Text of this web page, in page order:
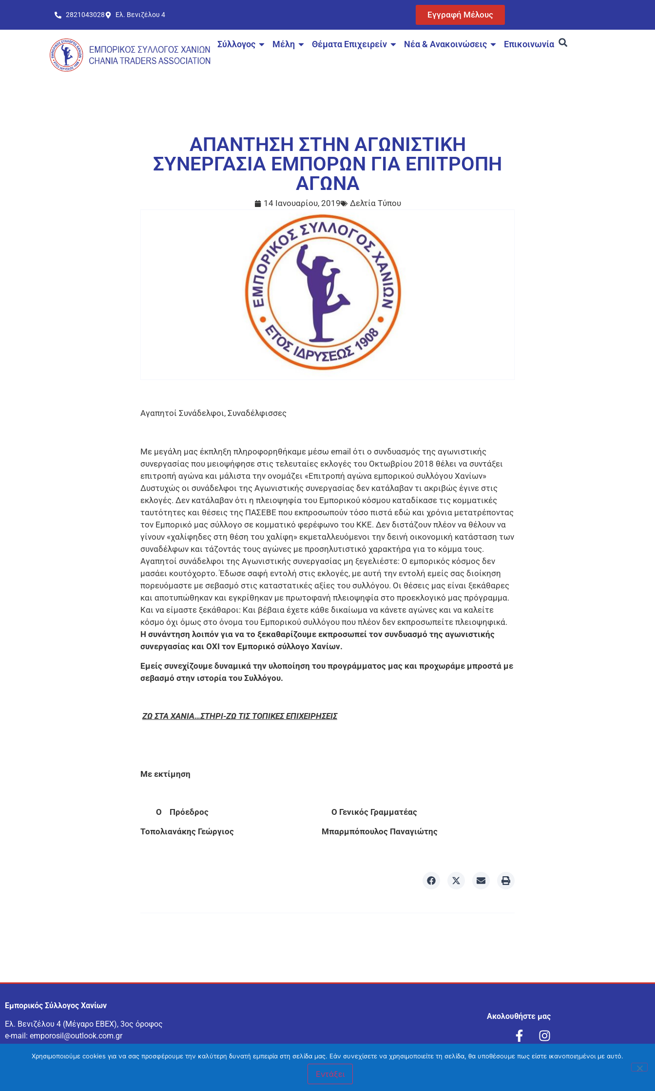
2821043028 Ελ. Βενιζέλου 4 Εγγραφή Μέλους
Σύλλογος Μέλη Θέματα Επιχειρείν Νέα & Ανακοινώσεις Επικοινωνία
ΑΠΑΝΤΗΣΗ ΣΤΗΝ ΑΓΩΝΙΣΤΙΚΗ
ΣΥΝΕΡΓΑΣΙΑ ΕΜΠΟΡΩΝ ΓΙΑ ΕΠΙΤΡΟΠΗ
ΑΓΩΝΑ
14 Ιανουαρίου, 2019 Δελτία Τύπου
Αγαπητοί Συνάδελφοι, Συναδέλφισσες
Με μεγάλη μας έκπληξη πληροφορηθήκαμε μέσω email ότι ο συνδυασμός της αγωνιστικής
συνεργασίας που μειοψήφησε στις τελευταίες εκλογές του Οκτωβρίου 2018 θέλει να συντάξει
επιτροπή αγώνα και μάλιστα την ονομάζει «Επιτροπή αγώνα εμπορικού συλλόγου Χανίων»
Δυστυχώς οι συνάδελφοι της Αγωνιστικής συνεργασίας δεν κατάλαβαν τι ακριβώς έγινε στις
εκλογές. Δεν κατάλαβαν ότι η πλειοψηφία του Εμπορικού κόσμου καταδίκασε τις κομματικές
ταυτότητες και θέσεις της ΠΑΣΕΒΕ που εκπροσωπούν τόσο πιστά εδώ και χρόνια μετατρέποντας
τον Εμπορικό μας σύλλογο σε κομματικό φερέφωνο του ΚΚΕ. Δεν διστάζουν πλέον να θέλουν να
γίνουν «χαλίφηδες στη θέση του χαλίφη» εκμεταλλευόμενοι την δεινή οικονομική κατάσταση των
συναδέλφων και τάζοντάς τους αγώνες με προσηλυτιστικό χαρακτήρα για το κόμμα τους.
Αγαπητοί συνάδελφοι της Αγωνιστικής συνεργασίας μη ξεγελιέστε: Ο εμπορικός κόσμος δεν
μασάει κουτόχορτο. Έδωσε σαφή εντολή στις εκλογές, με αυτή την εντολή εμείς σας διοίκηση
πορευόμαστε με σεβασμό στις καταστατικές αξίες του συλλόγου. Οι θέσεις μας είναι ξεκάθαρες
και αποτυπώθηκαν και εγκρίθηκαν με πρωτοφανή πλειοψηφία στο προεκλογικό μας πρόγραμμα.
Και να είμαστε ξεκάθαροι: Και βέβαια έχετε κάθε δικαίωμα να κάνετε αγώνες και να καλείτε
κόσμο όχι όμως στο όνομα του Εμπορικού συλλόγου που πλέον δεν εκπροσωπείτε πλειοψηφικά.
Η συνάντηση λοιπόν για να το ξεκαθαρίζουμε εκπροσωπεί τον συνδυασμό της αγωνιστικής
συνεργασίας και ΟΧΙ τον Εμπορικό σύλλογο Χανίων.
Εμείς συνεχίζουμε δυναμικά την υλοποίηση του προγράμματος μας και προχωράμε μπροστά με
σεβασμό στην ιστορία του Συλλόγου.
ΖΩ ΣΤΑ ΧΑΝΙΑ…ΣΤΗΡΙ-ΖΩ ΤΙΣ ΤΟΠΙΚΕΣ ΕΠΙΧΕΙΡΗΣΕΙΣ
Με εκτίμηση
O Πρόεδρος Ο Γενικός Γραμματέας
Τοπολιανάκης Γεώργιος Μπαρμπόπουλος Παναγιώτης
Εμπορικός Σύλλογος Χανίων
Ελ. Βενιζέλου 4 (Μέγαρο ΕΒΕΧ), 3ος όροφος
e-mail: emporosil@outlook.com.gr
Ακολουθήστε μας
Κατασκευή ιστοσελίδων Χανιά
Χρησιμοποιούμε cookies για να σας προσφέρουμε την καλύτερη δυνατή εμπειρία στη σελίδα μας. Εάν συνεχίσετε να χρησιμοποιείτε τη σελίδα, θα υποθέσουμε πως είστε ικανοποιημένοι με αυτό.
Εντάξει